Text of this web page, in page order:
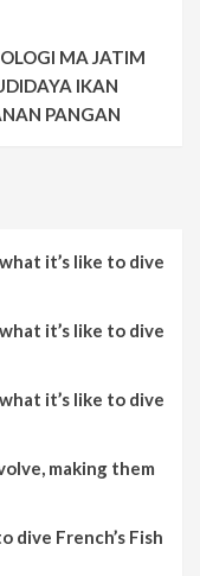
MA JATIM
IKAN
PANGAN
what it’s like to dive
what it’s like to dive
what it’s like to dive
making them
dive French’s Fish